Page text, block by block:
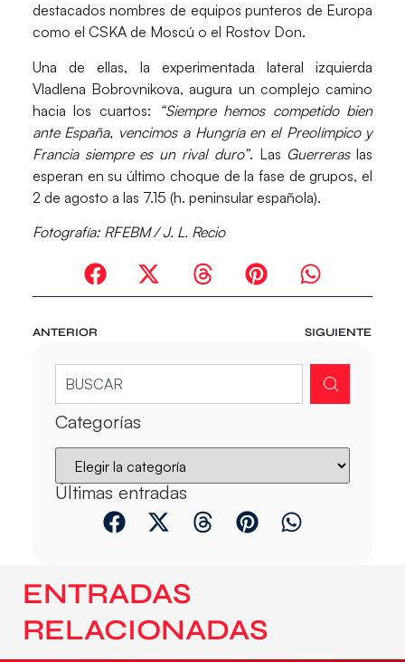
destacados nombres de equipos punteros de Europa
como el CSKA de Moscú o el Rostov Don.
Una de ellas, la experimentada lateral izquierda
Vladlena Bobrovnikova, augura un complejo camino
hacia los cuartos:
“Siempre hemos competido bien
ante España, vencimos a Hungría en el Preolímpico y
Francia siempre es un rival duro”. Las Guerreraslas
esperan en su último choque de la fase de grupos, el
2 de agosto a las 7.15 (h. peninsular española).
Fotografía: RFEBM / J. L. Recio
ANTERIOR SIGUIENTE
Categorías
Últimas entradas
ENTRADAS
RELACIONADAS